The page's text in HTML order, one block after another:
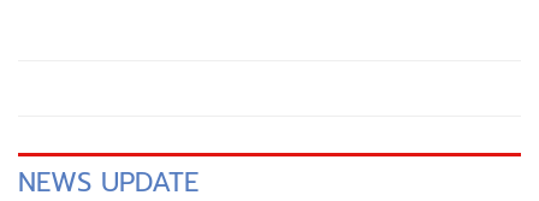
NEWS UPDATE